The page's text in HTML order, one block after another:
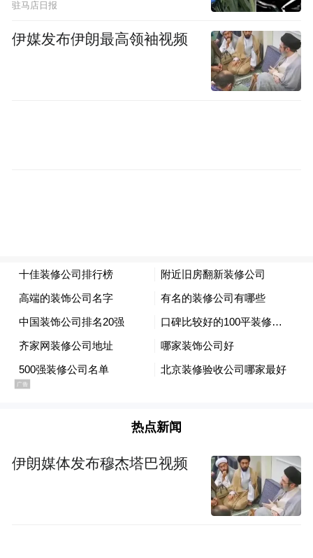
素质国企干部队伍。要加强干部队伍建设，
压实全面从严治党主体责任，坚持忠诚、干
净、担当的用人导向，持续营造风清气正政
治生态，不断提升干部能力素质，充分激发
驻马店日报
伊媒发布伊朗最高领袖视频
热点新闻
伊朗媒体发布穆杰塔巴视频